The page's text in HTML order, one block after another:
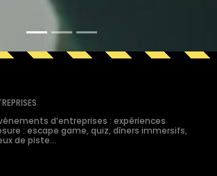
d’entreprises : expériences
: escape game, quiz, dîners immersifs,
de piste…